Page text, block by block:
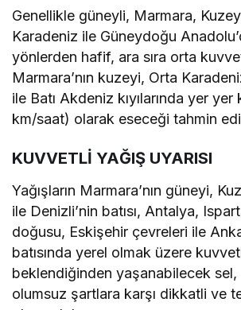
Genellikle güneyli, Marmara, Kuzey
Karadeniz ile Güneydoğu
yönlerden hafif, ara sıra orta
Marmara’nın kuzeyi, Orta
ile Batı Akdeniz kıyılarında yer
km/saat) olarak eseceği tahmin
KUVVETLİ YAĞIŞ UYARISI
Yağışların Marmara’nın güneyi,
ile Denizli’nin batısı, Antalya,
doğusu, Eskişehir çevreleri ile
batısında yerel olmak üzere
beklendiğinden yaşanabilecek sel,
olumsuz şartlara karşı dikkatli ve